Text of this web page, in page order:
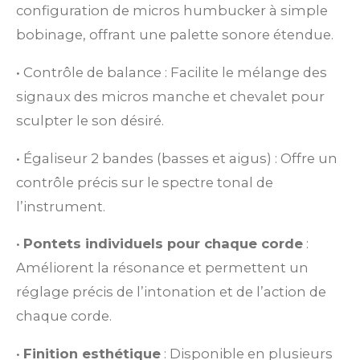
configuration de micros humbucker à simple
bobinage, offrant une palette sonore étendue.
• Contrôle de balance : Facilite le mélange des
signaux des micros manche et chevalet pour
sculpter le son désiré.
• Égaliseur 2 bandes (basses et aigus) : Offre un
contrôle précis sur le spectre tonal de
l’instrument.
• Pontets individuels pour chaque corde :
Améliorent la résonance et permettent un
réglage précis de l’intonation et de l’action de
chaque corde.
• Finition esthétique : Disponible en plusieurs